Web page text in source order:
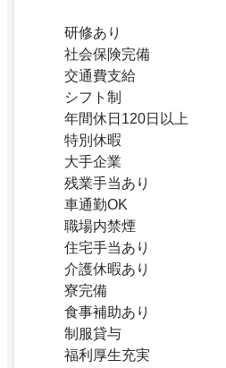
研修あり
社会保険完備
交通費支給
シフト制
年間休日120日以上
特別休暇
大手企業
残業手当あり
車通勤OK
職場内禁煙
住宅手当あり
介護休暇あり
寮完備
食事補助あり
制服貸与
福利厚生充実